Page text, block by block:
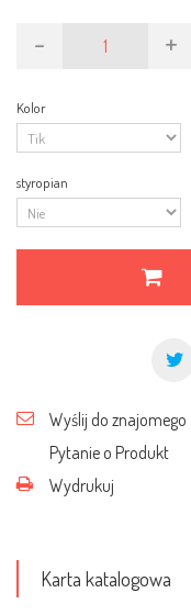
- +
Kolor
styropian
Wyślij do znajomego
Pytanie o Produkt
Wydrukuj
Karta katalogowa